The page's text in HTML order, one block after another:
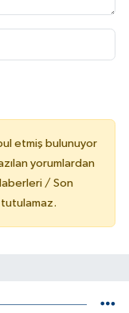
etmiş bulunuyor
yorumlardan
/ Son